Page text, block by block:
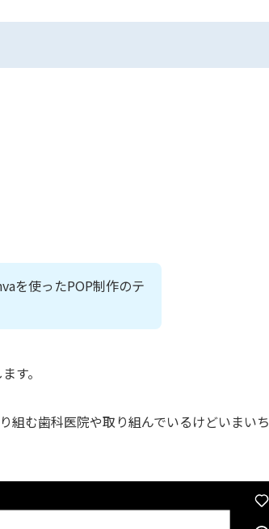
を使ったPOP制作のテ
す。
組む歯科医院や取り組んでいるけどいまいち